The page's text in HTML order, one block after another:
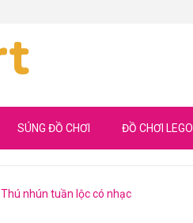
SÚNG ĐỒ CHƠI ĐỒ CHƠI LEGO
Thú nhún tuần lộc có nhạc